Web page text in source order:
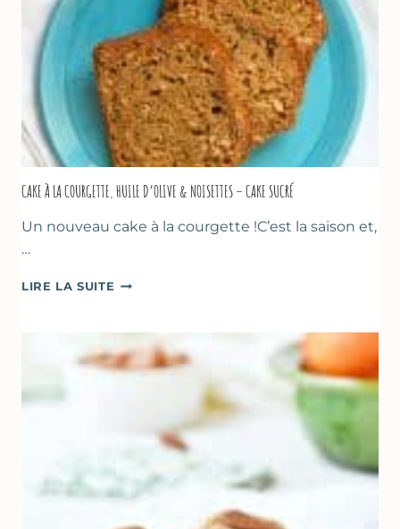
CAKE À LA COURGETTE, HUILE D’OLIVE & NOISETTES – CAKE SUCRÉ
Un nouveau cake à la courgette !C’est la saison et,
…
LIRE LA SUITE CAKE
COURGETTE,
HUILE
D’OLIVE